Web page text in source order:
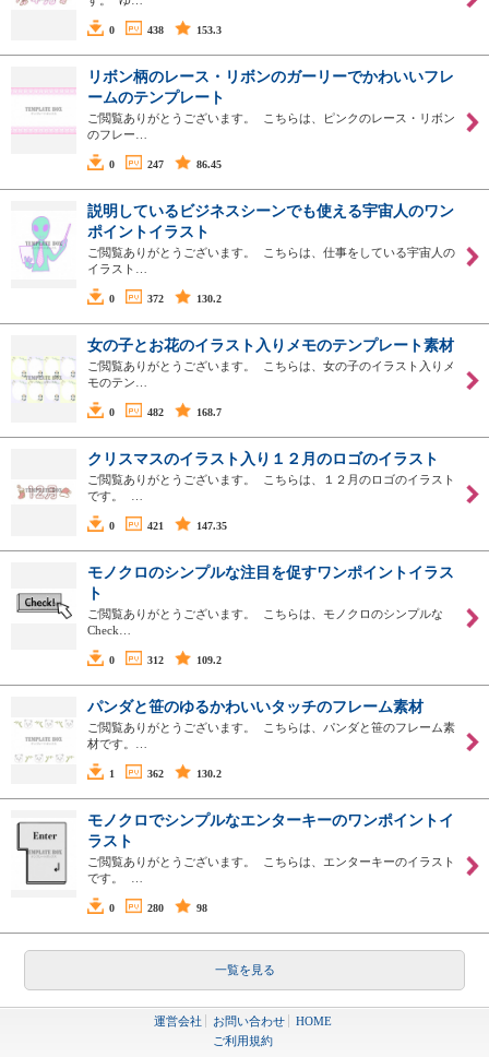
0 438 153.3
リボン柄のレース・リボンのガーリーでかわいいフレ
ームのテンプレート
ご閲覧ありがとうございます。 こちらは、ピンクのレース・リボン
のフレー…
0 247 86.45
説明しているビジネスシーンでも使える宇宙人のワン
ポイントイラスト
ご閲覧ありがとうございます。 こちらは、仕事をしている宇宙人の
イラスト…
0 372 130.2
女の子とお花のイラスト入りメモのテンプレート素材
ご閲覧ありがとうございます。 こちらは、女の子のイラスト入りメ
モのテン…
0 482 168.7
クリスマスのイラスト入り１２月のロゴのイラスト
ご閲覧ありがとうございます。 こちらは、１２月のロゴのイラスト
です。 …
0 421 147.35
モノクロのシンプルな注目を促すワンポイントイラス
ト
ご閲覧ありがとうございます。 こちらは、モノクロのシンプルな
Check…
0 312 109.2
パンダと笹のゆるかわいいタッチのフレーム素材
ご閲覧ありがとうございます。 こちらは、パンダと笹のフレーム素
材です。…
1 362 130.2
モノクロでシンプルなエンターキーのワンポイントイ
ラスト
ご閲覧ありがとうございます。 こちらは、エンターキーのイラスト
です。 …
0 280 98
一覧を見る
運営会社 お問い合わせ
HOME
ご利用規約